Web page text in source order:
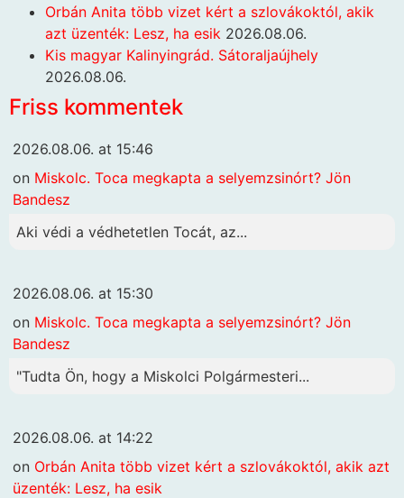
Orbán Anita több vizet kért a szlovákoktól, akik
azt üzenték: Lesz, ha esik 2026.08.06.
Kis magyar Kalinyingrád. Sátoraljaújhely
2026.08.06.
Friss kommentek
2026.08.06. at 15:46
on Miskolc. Toca megkapta a selyemzsinórt? Jön
Bandesz
Aki védi a védhetetlen Tocát, az...
2026.08.06. at 15:30
on Miskolc. Toca megkapta a selyemzsinórt? Jön
Bandesz
"Tudta Ön, hogy a Miskolci Polgármesteri...
2026.08.06. at 14:22
on Orbán Anita több vizet kért a szlovákoktól, akik azt
üzenték: Lesz, ha esik